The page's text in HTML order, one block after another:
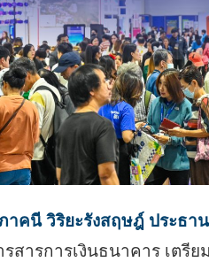
าคนี วิริยะรังสฤษฎ์ ประธา
รสารการเงินธนาคาร เตรี